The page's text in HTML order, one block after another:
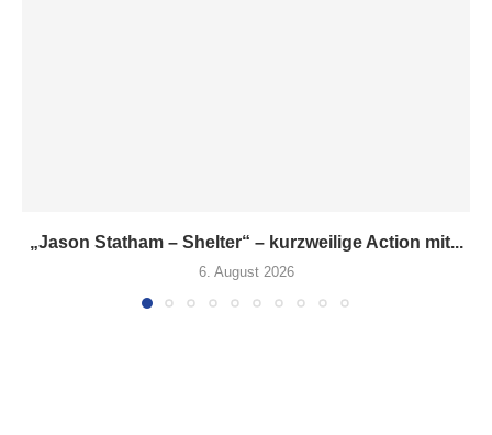
„Jason Statham – Shelter“ – kurzweilige Action mit...
6. August 2026